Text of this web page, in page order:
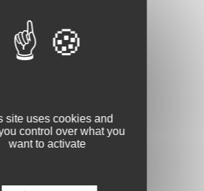
site uses cookies and
control over what you
want to activate